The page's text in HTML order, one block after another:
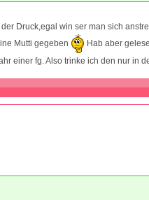
Druck,egal win ser man sich
Mutti gegeben
Hab aber
einer fg. Also trinke ich den nur in